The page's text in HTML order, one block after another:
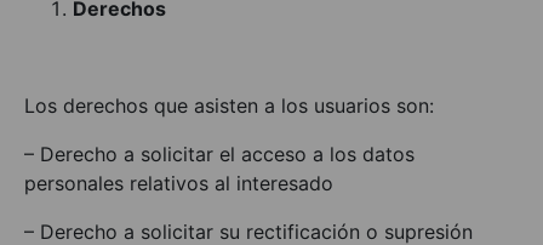
Derechos
Los derechos que asisten a los usuarios son:
– Derecho a solicitar el acceso a los datos
personales relativos al interesado
– Derecho a solicitar su rectificación o supresión